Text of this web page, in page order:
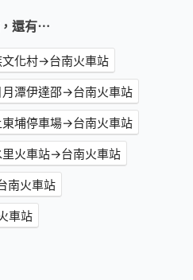
還有⋯
文化村→台南火車站
月潭伊達邵→台南火車站
東埔停車場→台南火車站
里火車站→台南火車站
南火車站
車站